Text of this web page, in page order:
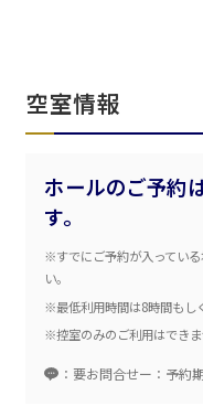
空室情報
ホールのご予約
す。
※すでにご予約が入ってい
い。
※最低利用時間は8時間もし
※控室のみのご利用はできま
：要お問合せー：予約
エリア／施設
新宿・高田馬場
ベルサール新宿
ベルサール新宿グ
秋葉原・神田・